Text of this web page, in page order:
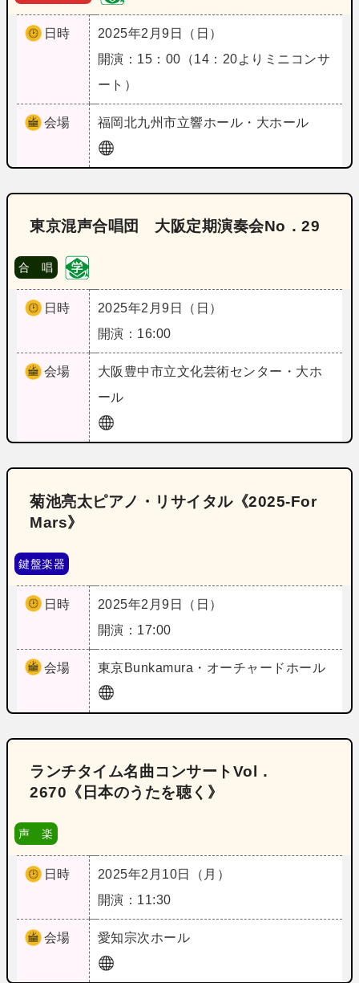
日時
2025年2月9日（日）
開演：15：00（14：20よりミニコンサ
ート）
会場 福岡北九州市立響ホール・大ホール
東京混声合唱団 大阪定期演奏会No．29
合 唱
日時
2025年2月9日（日）
開演：16:00
会場 大阪 豊中市立文化芸術センター・大ホ
ール
菊池亮太ピアノ・リサイタル《2025‐For
Mars》
鍵盤楽器
日時
2025年2月9日（日）
開演：17:00
会場 東京Bunkamura・オーチャードホール
ランチタイム名曲コンサートVol．
2670《日本のうたを聴く》
声 楽
日時
2025年2月10日（月）
開演：11:30
会場 愛知宗次ホール